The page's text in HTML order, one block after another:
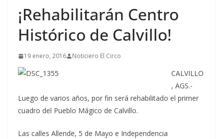
¡Rehabilitarán Centro
Histórico de Calvillo!
19 enero, 2016 Noticiero El Circo
CALVILLO
, AGS.-
Luego de varios años, por fin será rehabilitado el primer
cuadro del Pueblo Mágico de Calvillo.
Las calles Allende, 5 de Mayo e Independencia